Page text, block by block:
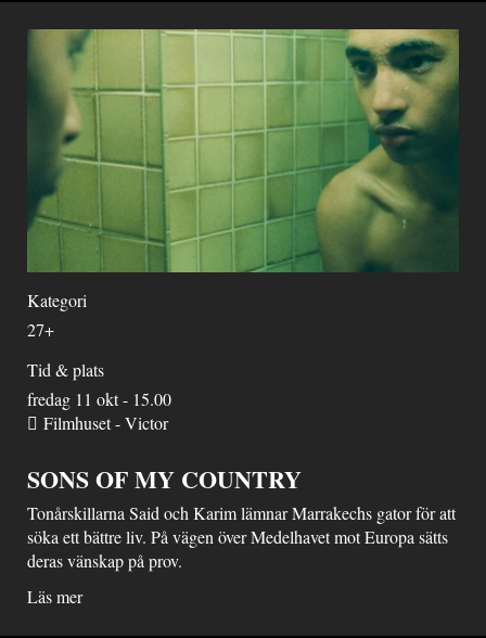
Kategori
27+
Tid & plats
fredag 11 okt - 15.00
Filmhuset - Victor
SONS OF MY COUNTRY
Tonårskillarna Said och Karim lämnar Marrakechs gator för att
söka ett bättre liv. På vägen över Medelhavet mot Europa sätts
deras vänskap på prov.
Läs mer